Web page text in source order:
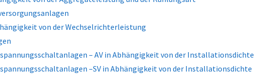
von der Wechselrichterleistung
– AV in Abhängigkeit von der Installationsdichte
–SV in Abhängigkeit von der Installationsdichte